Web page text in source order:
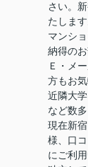
さい。
たしま
マンシ
納得の
Ｅ・メ
方もお
近隣大
など数
現在新
様、口
にご利